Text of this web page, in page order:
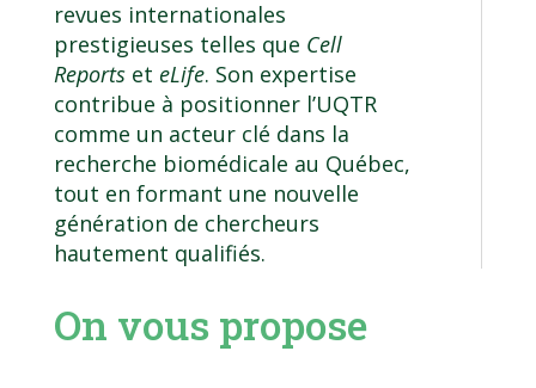
revues internationales
prestigieuses telles que Cell
Reportset eLife. Son expertise
contribue à positionner l’UQTR
comme un acteur clé dans la
recherche biomédicale au Québec,
tout en formant une nouvelle
génération de chercheurs
hautement qualifiés.
On vous propose